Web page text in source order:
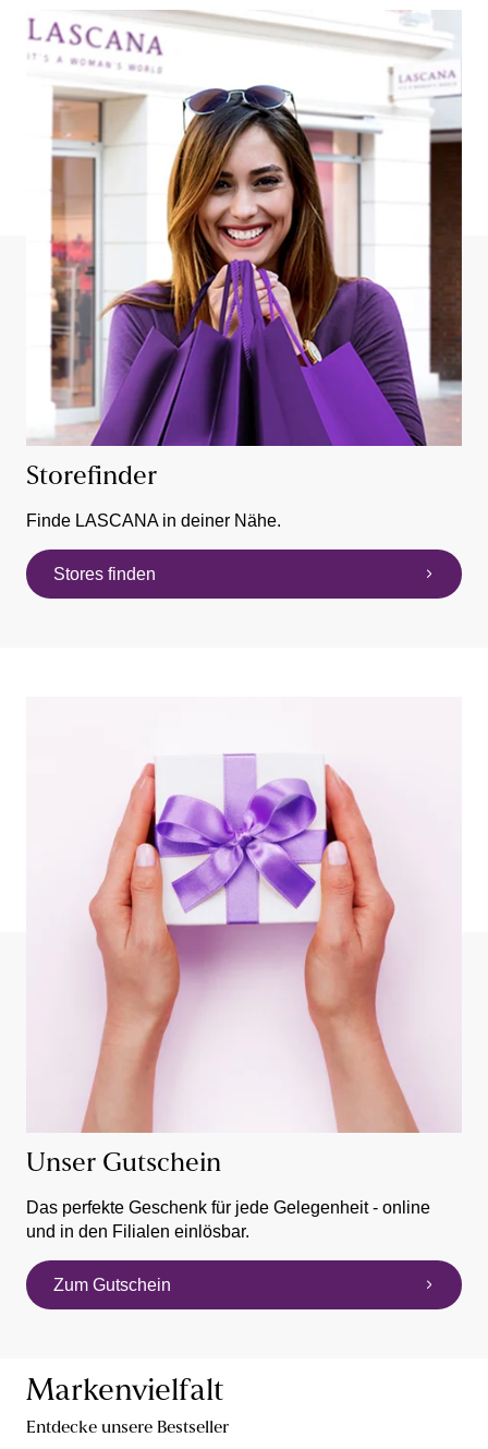
Storefinder
Finde LASCANA in deiner Nähe.
Stores finden
Unser Gutschein
Das perfekte Geschenk für jede Gelegenheit - online
und in den Filialen einlösbar.
Zum Gutschein
Markenvielfalt
Entdecke unsere Bestseller